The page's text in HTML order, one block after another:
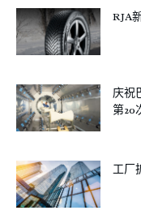
RJA
庆祝
第20
工厂